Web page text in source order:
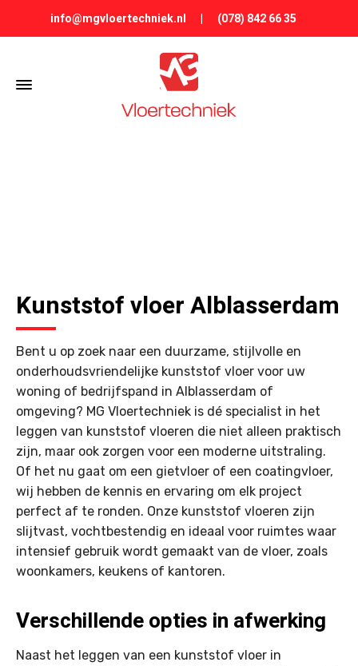
info@mgvloertechniek.nl | (078) 842 66 35
Kunststof vloer Alblasserdam
Bent u op zoek naar een duurzame, stijlvolle en
onderhoudsvriendelijke kunststof vloer voor uw
woning of bedrijfspand in Alblasserdam of
omgeving? MG Vloertechniek is dé specialist in het
leggen van kunststof vloeren die niet alleen praktisch
zijn, maar ook zorgen voor een moderne uitstraling.
Of het nu gaat om een gietvloer of een coatingvloer,
wij hebben de kennis en ervaring om elk project
perfect af te ronden. Onze kunststof vloeren zijn
slijtvast, vochtbestendig en ideaal voor ruimtes waar
intensief gebruik wordt gemaakt van de vloer, zoals
woonkamers, keukens of kantoren.
Verschillende opties in afwerking
Naast het leggen van een kunststof vloer in